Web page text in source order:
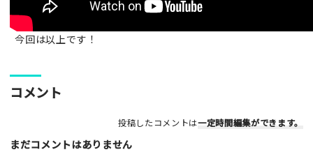
今回は以上です！
コメント
投稿したコメントは一定時間編集ができます。
まだコメントはありません